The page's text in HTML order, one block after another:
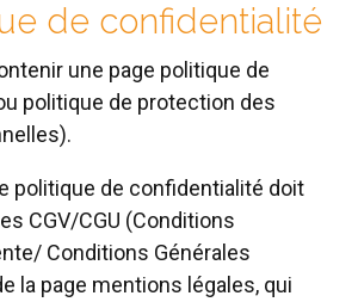
de confidentialité
une page politique de
politique de protection des
politique de confidentialité doit
CGV/CGU (Conditions
Conditions Générales
la page mentions légales, qui